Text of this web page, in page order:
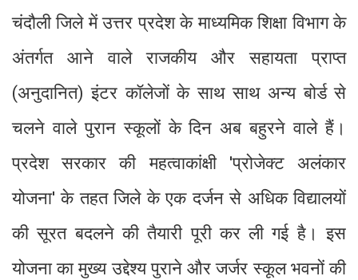
चंदौली जिले में उत्तर प्रदेश के माध्यमिक शिक्षा विभाग के
अंतर्गत आने वाले राजकीय और सहायता प्राप्त
(अनुदानित) इंटर कॉलेजों के साथ साथ अन्य बोर्ड से
चलने वाले पुरान स्कूलों के दिन अब बहुरने वाले हैं।
प्रदेश सरकार की महत्वाकांक्षी 'प्रोजेक्ट अलंकार
योजना' के तहत जिले के एक दर्जन से अधिक विद्यालयों
की सूरत बदलने की तैयारी पूरी कर ली गई है। इस
योजना का मुख्य उद्देश्य पुराने और जर्जर स्कूल भवनों की